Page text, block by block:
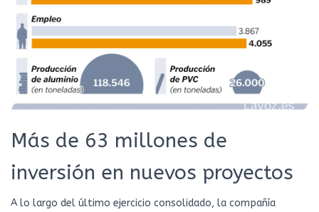
Más de 63 millones de
inversión en nuevos proyectos
A lo largo del último ejercicio consolidado, la compañía